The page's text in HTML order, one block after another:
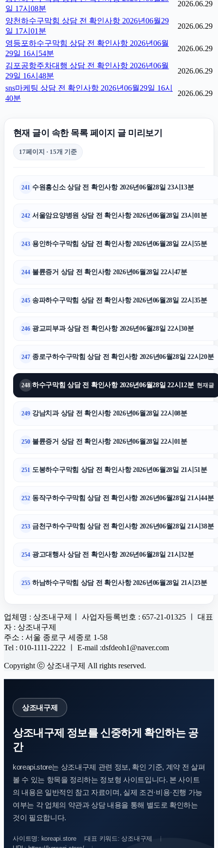
일 17시08분
2026.06.29
양천하수구막힘 상담 전 확인사항 2026년06월29
일 17시01분
2026.06.29
영등포하수구막힘 상담 전 확인사항 2026년06월
29일 16시54분
2026.06.29
김포공항주차대행 상담 전 확인사항 2026년06월
29일 16시48분
2026.06.29
sns마케팅 상담 전 확인사항 2026년06월29일 16시
40분
2026.06.29
현재 글이 속한 목록 페이지 글 미리보기
17페이지 · 15개 기준
241 수원흥신소 상담 전 확인사항 2026년06월28일 23시13분
242 서울암요양병원 상담 전 확인사항 2026년06월28일 23시01분
243 용인하수구막힘 상담 전 확인사항 2026년06월28일 22시55분
244 불륜증거 상담 전 확인사항 2026년06월28일 22시47분
245 송파하수구막힘 상담 전 확인사항 2026년06월28일 22시35분
246 광교피부과 상담 전 확인사항 2026년06월28일 22시30분
247 종로구하수구막힘 상담 전 확인사항 2026년06월28일 22시20분
248 하수구막힘 상담 전 확인사항 2026년06월28일 22시12분 현재글
249 강남치과 상담 전 확인사항 2026년06월28일 22시08분
250 불륜증거 상담 전 확인사항 2026년06월28일 22시01분
251 도봉하수구막힘 상담 전 확인사항 2026년06월28일 21시51분
252 동작구하수구막힘 상담 전 확인사항 2026년06월28일 21시44분
253 금천구하수구막힘 상담 전 확인사항 2026년06월28일 21시38분
254 광고대행사 상담 전 확인사항 2026년06월28일 21시32분
255 하남하수구막힘 상담 전 확인사항 2026년06월28일 21시23분
업체명 : 상조내구제ㅣ 사업자등록번호 : 657-21-01325 ㅣ 대표
자 : 상조내구제
주소 : 서울 종로구 세종로 1-58
Tel : 010-1111-2222 ㅣ E-mail :dsfdeoh1@naver.com
Copyright ⓒ 상조내구제 All rights reserved.
상조내구제
상조내구제 정보를 신중하게 확인하는 공
간
koreapi.store는 상조내구제 관련 정보, 확인 기준, 계약 전 살펴
볼 수 있는 항목을 정리하는 정보형 사이트입니다. 본 사이트
의 내용은 일반적인 참고 자료이며, 실제 조건·비용·진행 가능
여부는 각 업체의 약관과 상담 내용을 통해 별도로 확인하는
것이 필요합니다.
사이트명: koreapi.store
대표 키워드: 상조내구제